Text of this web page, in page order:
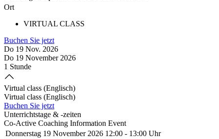
Ort
VIRTUAL CLASS
Buchen Sie jetzt
Do 19 Nov. 2026
Do 19 November 2026
1 Stunde
Virtual class (Englisch)
Virtual class (Englisch)
Buchen Sie jetzt
Unterrichtstage & -zeiten
Co-Active Coaching Information Event
Donnerstag 19 November 2026 12:00 - 13:00 Uhr